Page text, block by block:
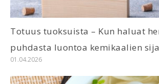
Totuus tuoksuista – Kun haluat
puhdasta luontoa kemikaalien
01.04.2026